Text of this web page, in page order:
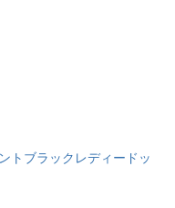
トブラックレディードッ